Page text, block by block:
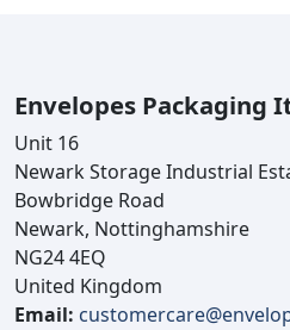
Envelopes Packaging
Unit 16
Newark Storage Industrial
Bowbridge Road
Newark, Nottinghamshire
NG24 4EQ
United Kingdom
Email: